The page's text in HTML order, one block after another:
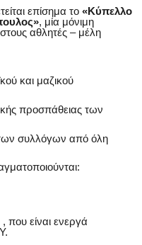
επίσημα το «Κύπελλο
, μία μόνιμη
αθλητές – μέλη
και μαζικού
προσπάθειας των
συλλόγων από όλη
, που είναι ενεργά